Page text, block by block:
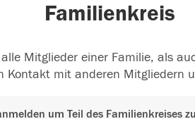
Familienkreis
Mitglieder einer Familie, als
Kontakt mit anderen Mitgliedern
um Teil des Familienkreises